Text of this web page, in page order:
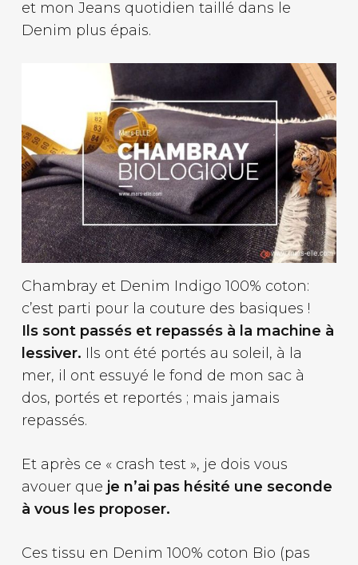
et mon Jeans quotidien taillé dans le
Denim plus épais.
Chambray et Denim Indigo 100% coton:
c’est parti pour la couture des basiques !
Ils sont passés et repassés à la machine à
lessiver. Ils ont été portés au soleil, à la
mer, il ont essuyé le fond de mon sac à
dos, portés et reportés ; mais jamais
repassés.
Et après ce « crash test », je dois vous
avouer que je n’ai pas hésité une seconde
à vous les proposer.
Ces tissu en Denim 100% coton Bio (pas